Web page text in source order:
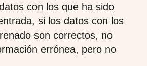
con los que ha sido
si los datos con los
son correctos, no
errónea, pero no